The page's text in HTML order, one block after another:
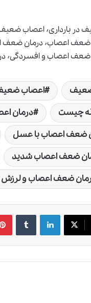
اعصاب ضعیف
چیست
درمان
ضعف اعصاب با عسل
ضعف اعصاب شدید
ضعف اعصاب و
لینکدین ‫تامبلر